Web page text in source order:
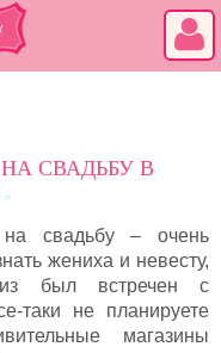
СВАДЬБУ В
свадьбу – очень
жениха и невесту,
был встречен с
таки не планируете
магазины